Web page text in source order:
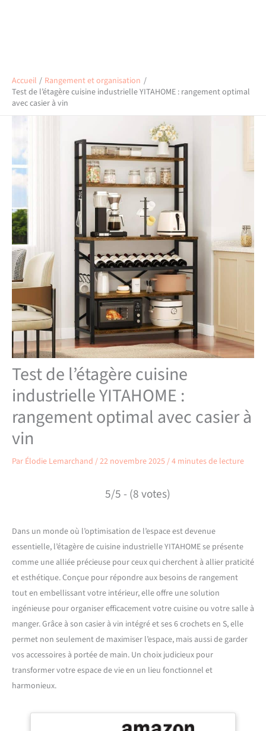
Accueil
Rangement et organisation
Test de l’étagère cuisine industrielle YITAHOME : rangement optimal
avec casier à vin
Test de l’étagère cuisine
industrielle YITAHOME :
rangement optimal avec casier à
vin
Par Élodie Lemarchand /22 novembre 2025/4 minutes de lecture
5/5 - (8 votes)
Dans un monde où l’optimisation de l’espace est devenue
essentielle, l’étagère de cuisine industrielle YITAHOME se présente
comme une alliée précieuse pour ceux qui cherchent à allier praticité
et esthétique. Conçue pour répondre aux besoins de rangement
tout en embellissant votre intérieur, elle offre une solution
ingénieuse pour organiser efficacement votre cuisine ou votre salle à
manger. Grâce à son casier à vin intégré et ses 6 crochets en S, elle
permet non seulement de maximiser l’espace, mais aussi de garder
vos accessoires à portée de main. Un choix judicieux pour
transformer votre espace de vie en un lieu fonctionnel et
harmonieux.